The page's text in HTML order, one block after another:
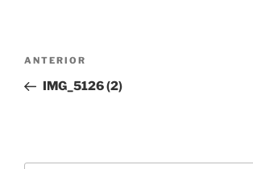
Navegação
artigos
Conteúdo
anterior
ANTERIOR
IMG_5126 (2)